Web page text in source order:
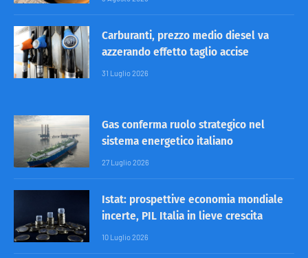
Carburanti, prezzo medio diesel va
azzerando effetto taglio accise
31 Luglio 2026
Gas conferma ruolo strategico nel
sistema energetico italiano
27 Luglio 2026
Istat: prospettive economia mondiale
incerte, PIL Italia in lieve crescita
10 Luglio 2026